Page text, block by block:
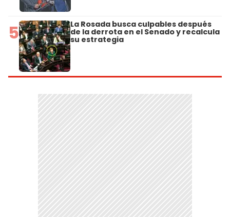
5 La Rosada busca culpables después
de la derrota en el Senado y recalcula
su estrategia